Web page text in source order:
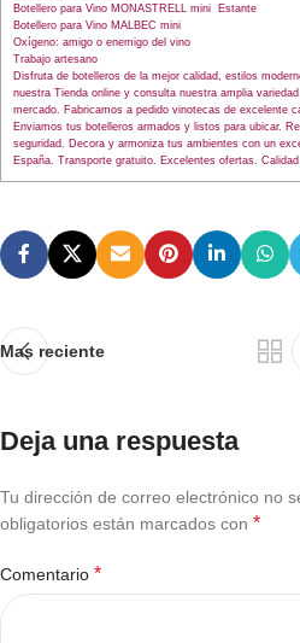
Botellero para Vino MONASTRELL mini Estante
Botellero para Vino MALBEC mini
Oxígeno: amigo o enemigo del vino
Trabajo artesano
Disfruta de botelleros de la mejor calidad, estilos
nuestra Tienda online y consulta nuestra amplia
mercado. Fabricamos a pedido vinotecas de excelente
Enviamos tus botelleros armados y listos para ubicar.
seguridad. Decora y armoniza tus ambientes con un
España. Transporte gratuito. Excelentes ofertas.
Mas reciente
Deja una respuesta
Tu dirección de correo electrónico no
obligatorios están marcados con *
Comentario *